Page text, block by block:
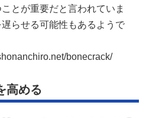
とが重要だと言われていま
らせる可能性もあるようで
bonecrack/
高める